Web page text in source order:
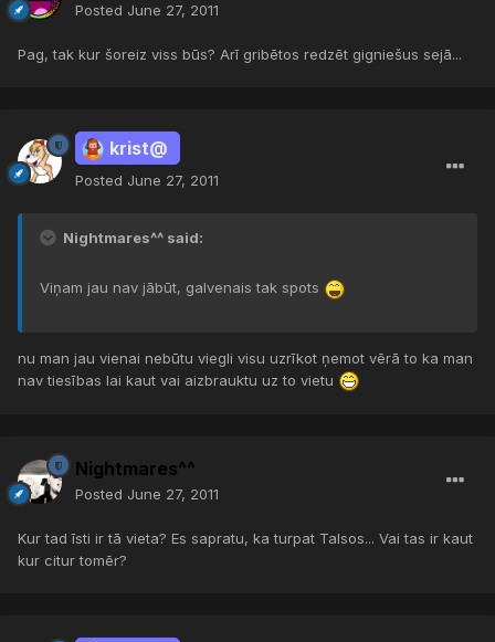
Posted June 27, 2011
Pag, tak kur šoreiz viss būs? Arī gribētos redzēt gigniešus sejā...
krist@
Posted June 27, 2011
Nightmares^^ said:
Viņam jau nav jābūt, galvenais tak spots
nu man jau vienai nebūtu viegli visu uzrīkot ņemot vērā to ka man
nav tiesības lai kaut vai aizbrauktu uz to vietu
Nightmares^^
Posted June 27, 2011
Kur tad īsti ir tā vieta? Es sapratu, ka turpat Talsos... Vai tas ir kaut
kur citur tomēr?